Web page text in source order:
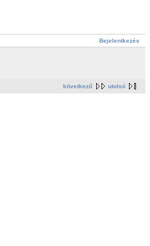
Bejelentkezés
következő utolsó